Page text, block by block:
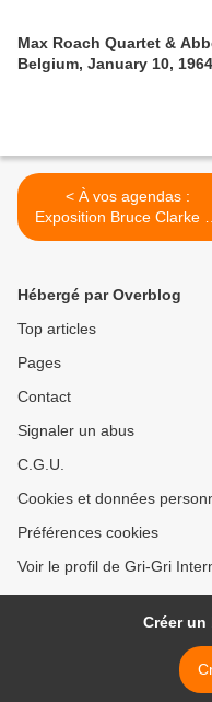
Max Roach Quartet &
Belgium, January 10,
< À vos agendas :
Exposition Bruce Clarke du
10 mai au 30 juin 2011
Hébergé par Overblog
Top articles
Pages
Contact
Signaler un abus
C.G.U.
Cookies et données
Préférences cookies
Voir le profil de Gri-Gri
Créer